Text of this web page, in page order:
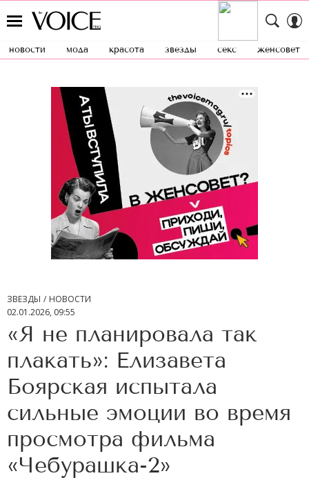
новости мода красота звезды секс женсовет
ЗВЕЗДЫ
НОВОСТИ
02.01.2026, 09:55
«Я не планировала так
плакать»: Елизавета
Боярская испытала
сильные эмоции во время
просмотра фильма
«Чебурашка-2»